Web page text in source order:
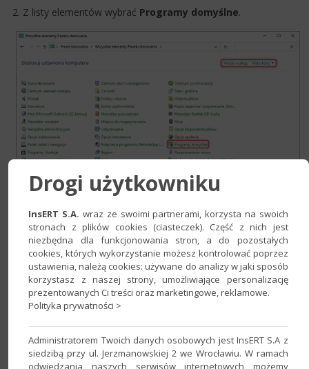
2. Z listy elementów wybrać Programy domyślne.
3. W sekcjiPocztae-mailwybrać używaną aplikację (w tym
przypadkuThunderbird). Należy pamiętać, że do poprawnego
działania z programami linii InsERT GT, oprogramowanie do
obsługi poczty elektronicznej powinno być w wersji32-
bitowej
Drogi użytkowniku
InsERT S.A. wraz ze swoimi partnerami, korzysta na swoich
stronach z plików cookies (ciasteczek). Część z nich jest
niezbędna dla funkcjonowania stron, a do pozostałych
cookies, których wykorzystanie możesz kontrolować poprzez
ustawienia, należą cookies: używane do analizy w jaki sposób
korzystasz z naszej strony, umożliwiające personalizację
prezentowanych Ci treści oraz marketingowe, reklamowe.
Polityka prywatności >
Administratorem Twoich danych osobowych jest InsERT S.A z
siedzibą przy ul. Jerzmanowskiej 2 we Wrocławiu. W ramach
odwiedzania naszych serwisów internetowych możemy